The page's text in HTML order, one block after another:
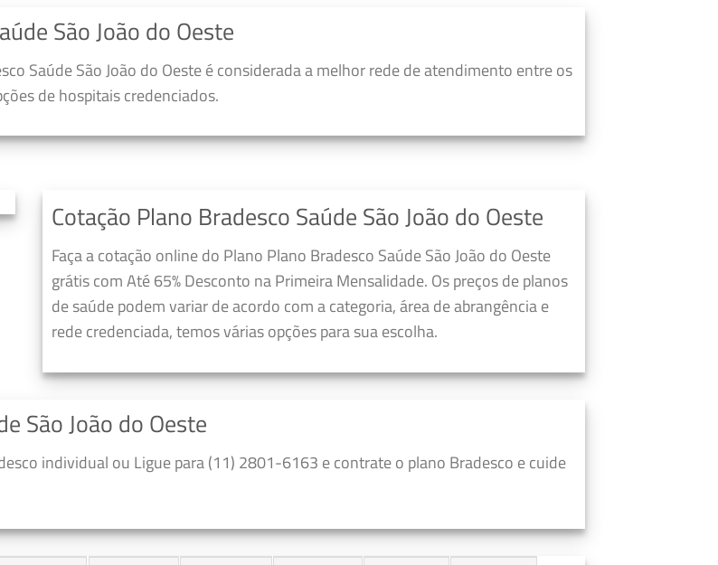
São João do Oeste
Saúde São João do Oeste é considerada a melhor rede de atendimento entre os
de hospitais credenciados.
Cotação Plano Bradesco Saúde São João do Oeste
Faça a cotação online do Plano Plano Bradesco Saúde São João do Oeste
grátis com Até 65% Desconto na Primeira Mensalidade. Os preços de planos
de saúde podem variar de acordo com a categoria, área de abrangência e
rede credenciada, temos várias opções para sua escolha.
São João do Oeste
individual ou Ligue para (11) 2801-6163 e contrate o plano Bradesco e cuide